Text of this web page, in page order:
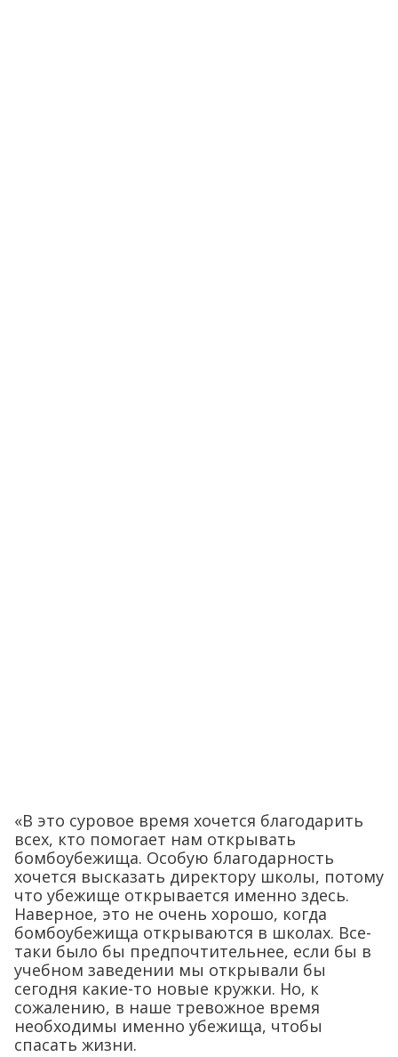
«В это суровое время хочется благодарить
всех, кто помогает нам открывать
бомбоубежища. Особую благодарность
хочется высказать директору школы, потому
что убежище открывается именно здесь.
Наверное, это не очень хорошо, когда
бомбоубежища открываются в школах. Все-
таки было бы предпочтительнее, если бы в
учебном заведении мы открывали бы
сегодня какие-то новые кружки. Но, к
сожалению, в наше тревожное время
необходимы именно убежища, чтобы
спасать жизни.